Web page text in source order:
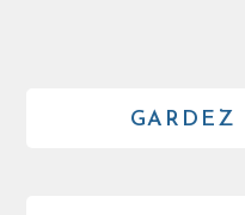
GARDEZ